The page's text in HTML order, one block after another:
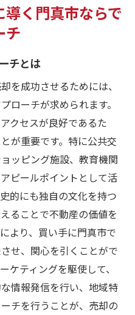
く門真市ならで
チ
チとは
を成功させるためには、
ローチが求められます。
クセスが良好であるた
が重要です。特に公共交
ッピング施設、教育機関
ピールポイントとして活
的にも独自の文化を持つ
ることで不動産の価値を
より、買い手に門真市で
せ、関心を引くことがで
ケティングを駆使して、
情報発信を行い、地域特
チを行うことが、売却の